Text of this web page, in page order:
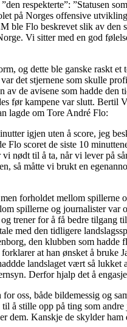
respekterte”: ”Statusen
på Norges offensive
ble Flo beskrevet slik av den
Vi sitter med en god
og dette ble ganske raskt et
det stjernene som skulle
av de avisene som hadde den
før kampene var slutt. Bertil
lagde om Tore André Flo:
igjen uten å score, jeg
Flo scoret de siste 10
nødt til å ta, når vi lever på
så måtte vi brukt en
forholdet mellom spillerne
spillerne og journalister
trener for å få bedre tilgang
med den tidligere
den klubben som hadde
at han ønsket å bruke
landslaget vært så lukket
Derfor hjalp det å
oss, både bildemessig og
å stille opp på ting som
dem. Kanskje de skylder ham